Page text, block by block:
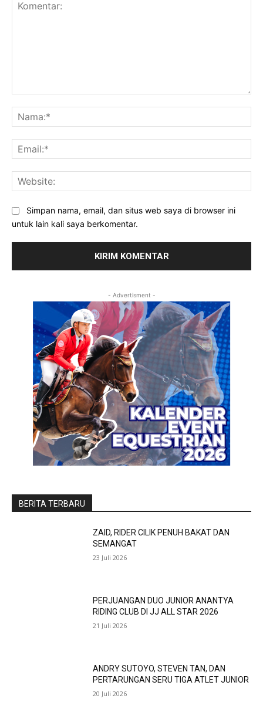
Simpan nama, email, dan situs web saya di browser ini
untuk lain kali saya berkomentar.
- Advertisment -
BERITA TERBARU
ZAID, RIDER CILIK PENUH BAKAT DAN
SEMANGAT
23 Juli 2026
PERJUANGAN DUO JUNIOR ANANTYA
RIDING CLUB DI JJ ALL STAR 2026
21 Juli 2026
ANDRY SUTOYO, STEVEN TAN, DAN
PERTARUNGAN SERU TIGA ATLET JUNIOR
20 Juli 2026